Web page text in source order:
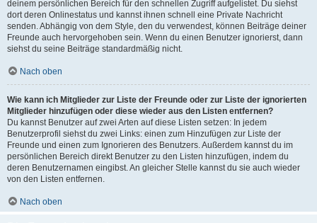
deinem persönlichen Bereich für den schnellen Zugriff aufgelistet. Du siehst
dort deren Onlinestatus und kannst ihnen schnell eine Private Nachricht
senden. Abhängig von dem Style, den du verwendest, können Beiträge deiner
Freunde auch hervorgehoben sein. Wenn du einen Benutzer ignorierst, dann
siehst du seine Beiträge standardmäßig nicht.
Nach oben
Wie kann ich Mitglieder zur Liste der Freunde oder zur Liste der ignorierten
Mitglieder hinzufügen oder diese wieder aus den Listen entfernen?
Du kannst Benutzer auf zwei Arten auf diese Listen setzen: In jedem
Benutzerprofil siehst du zwei Links: einen zum Hinzufügen zur Liste der
Freunde und einen zum Ignorieren des Benutzers. Außerdem kannst du im
persönlichen Bereich direkt Benutzer zu den Listen hinzufügen, indem du
deren Benutzernamen eingibst. An gleicher Stelle kannst du sie auch wieder
von den Listen entfernen.
Nach oben